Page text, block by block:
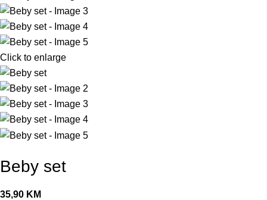
Click to enlarge
Beby set
35,90 KM